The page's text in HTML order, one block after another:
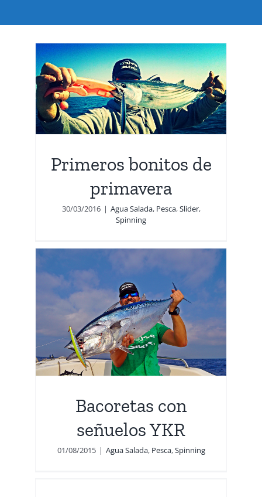
Primeros bonitos de
primavera
30/03/2016 | Agua Salada, Pesca,Slider,
Spinning
Bacoretas con
señuelos YKR
01/08/2015 | Agua Salada, Pesca,Spinning